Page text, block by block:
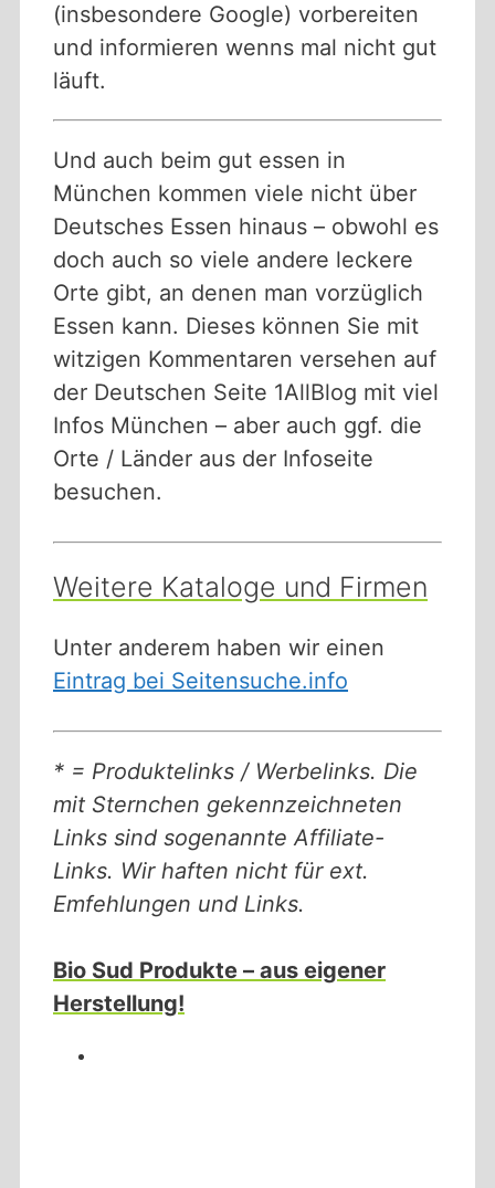
(insbesondere Google) vorbereiten
und informieren wenns mal nicht gut
läuft.
Und auch beim gut essen in
München kommen viele nicht über
Deutsches Essen hinaus – obwohl es
doch auch so viele andere leckere
Orte gibt, an denen man vorzüglich
Essen kann. Dieses können Sie mit
witzigen Kommentaren versehen auf
der Deutschen Seite 1AllBlog mit viel
Infos München – aber auch ggf. die
Orte / Länder aus der Infoseite
besuchen.
Weitere Kataloge und Firmen
Unter anderem haben wir einen
Eintrag bei Seitensuche.info
* = Produktelinks / Werbelinks. Die
mit Sternchen gekennzeichneten
Links sind sogenannte Affiliate-
Links. Wir haften nicht für ext.
Emfehlungen und Links.
Bio Sud Produkte – aus eigener
Herstellung!